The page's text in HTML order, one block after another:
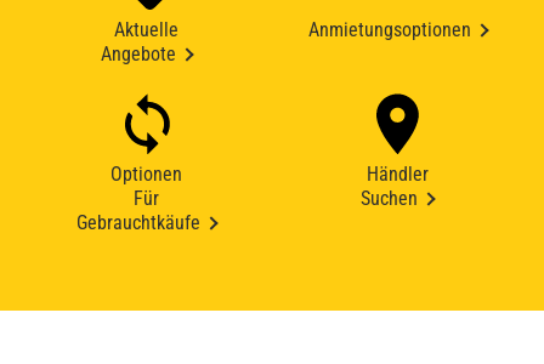
Aktuelle
Angebote
Anmietungsoptionen
Optionen
Für
Gebrauchtkäufe
Händler
Suchen